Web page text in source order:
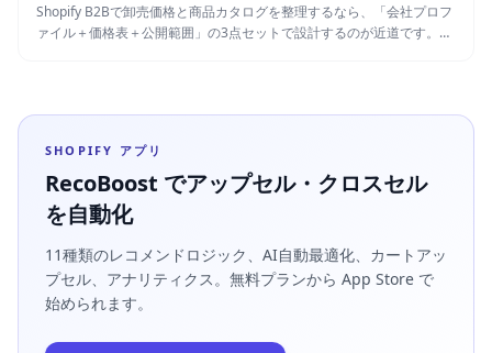
Shopify B2Bで卸売価格と商品カタログを整理するなら、「会社プロフ
ァイル＋価格表＋公開範囲」の3点セットで設計するのが近道です。こ
SHOPIFY アプリ
RecoBoost でアップセル・クロスセル
を自動化
11種類のレコメンドロジック、AI自動最適化、カートアッ
プセル、アナリティクス。無料プランから App Store で
始められます。